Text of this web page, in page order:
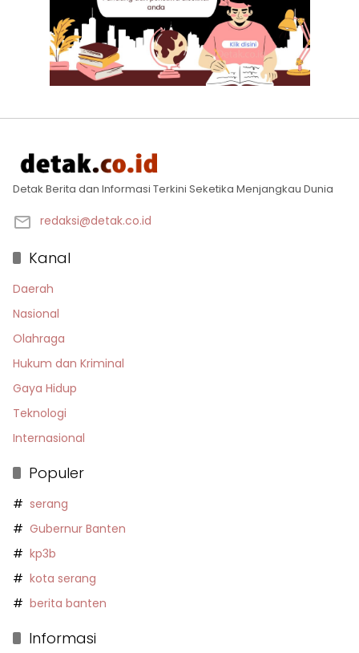
Detak Berita dan Informasi Terkini Seketika Menjangkau Dunia
redaksi@detak.co.id
Kanal
Daerah
Nasional
Olahraga
Hukum dan Kriminal
Gaya Hidup
Teknologi
Internasional
Populer
serang
Gubernur Banten
kp3b
kota serang
berita banten
Informasi